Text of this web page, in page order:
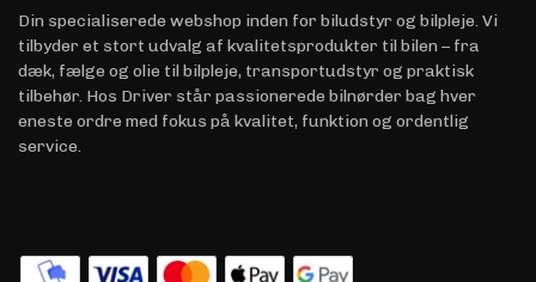
Din specialiserede webshop inden for biludstyr og bilpleje. Vi
tilbyder et stort udvalg af kvalitetsprodukter til bilen – fra
dæk, fælge og olie til bilpleje, transportudstyr og praktisk
tilbehør. Hos Driver står passionerede bilnørder bag hver
eneste ordre med fokus på kvalitet, funktion og ordentlig
service.